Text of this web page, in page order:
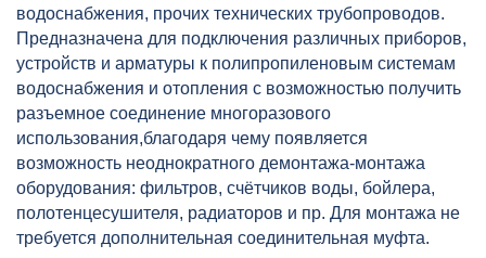
3042025
водоснабжения, прочих технических трубопроводов.
Предназначена для подключения различных приборов,
устройств и арматуры к полипропиленовым системам
водоснабжения и отопления с возможностью получить
разъемное соединение многоразового
использования,благодаря чему появляется
возможность неоднократного демонтажа-монтажа
оборудования: фильтров, счётчиков воды, бойлера,
полотенцесушителя, радиаторов и пр. Для монтажа не
требуется дополнительная соединительная муфта.